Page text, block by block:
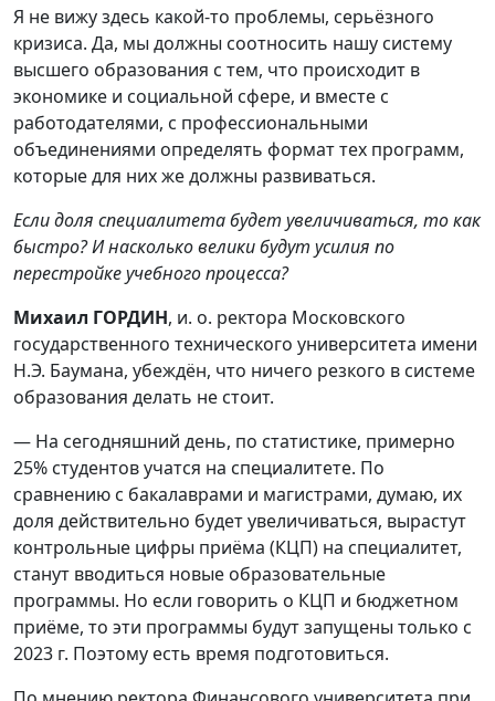
Я не вижу здесь какой-то проблемы, серьёзного
кризиса. Да, мы должны соотносить нашу систему
высшего образования с тем, что происходит в
экономике и социальной сфере, и вместе с
работодателями, с профессиональными
объединениями определять формат тех программ,
которые для них же должны развиваться.
Если доля специалитета будет увеличиваться, то как
быстро? И насколько велики будут усилия по
перестройке учебного процесса?
Михаил ГОРДИН, и. о. ректора Московского
государственного технического университета имени
Н.Э. Баумана, убеждён, что ничего резкого в системе
образования делать не стоит.
— На сегодняшний день, по статистике, примерно
25% студентов учатся на специалитете. По
сравнению с бакалаврами и магистрами, думаю, их
доля действительно будет увеличиваться, вырастут
контрольные цифры приёма (КЦП) на специалитет,
станут вводиться новые образовательные
программы. Но если говорить о КЦП и бюджетном
приёме, то эти программы будут запущены только с
2023 г. Поэтому есть время подготовиться.